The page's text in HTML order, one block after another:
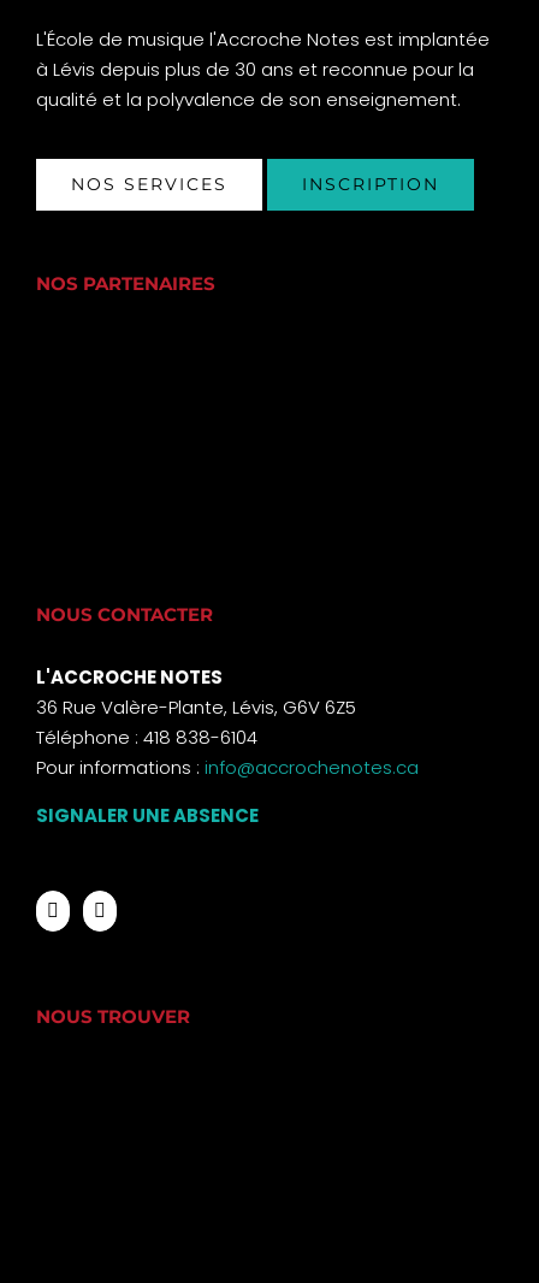
L'École de musique l'Accroche Notes est implantée
à Lévis depuis plus de 30 ans et reconnue pour la
qualité et la polyvalence de son enseignement.
NOS SERVICES INSCRIPTION
NOS PARTENAIRES
NOUS CONTACTER
L'ACCROCHE NOTES
36 Rue Valère-Plante, Lévis, G6V 6Z5
Téléphone : 418 838-6104
Pour informations : info@accrochenotes.ca
SIGNALER UNE ABSENCE
NOUS TROUVER